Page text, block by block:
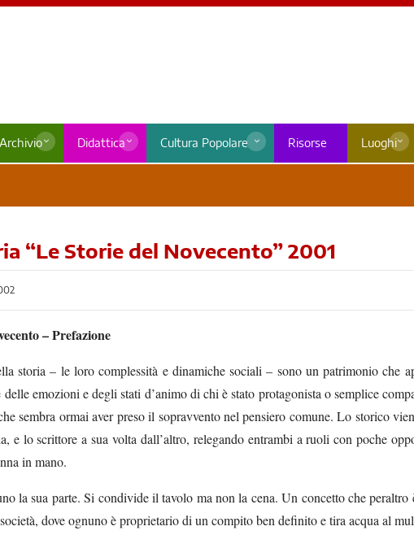
Archivio Didattica Cultura Popolare Risorse Luoghi
“Le Storie del Novecento” 2001
– Prefazione
storia – le loro complessità e dinamiche sociali – sono un patrimonio che
delle emozioni e degli stati d’animo di chi è stato protagonista o semplice
sembra ormai aver preso il sopravvento nel pensiero comune. Lo storico
e lo scrittore a sua volta dall’altro, relegando entrambi a ruoli con poche
in mano.
la sua parte. Si condivide il tavolo ma non la cena. Un concetto che
dove ognuno è proprietario di un compito ben definito e tira acqua al